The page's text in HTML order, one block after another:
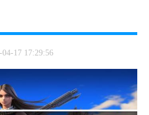
04-17 17:29:56